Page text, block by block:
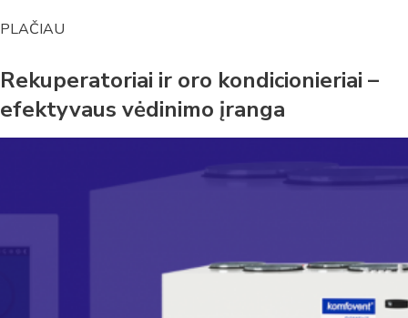
PLAČIAU
Rekuperatoriai ir oro kondicionieriai –
efektyvaus vėdinimo įranga